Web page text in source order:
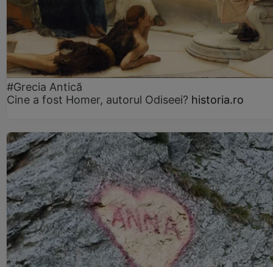
#Grecia Antică
Cine a fost Homer, autorul Odiseei? historia.ro